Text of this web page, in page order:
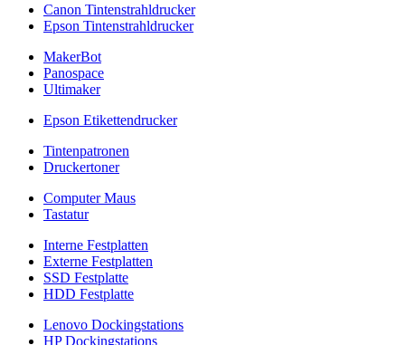
Canon Tintenstrahldrucker
Epson Tintenstrahldrucker
MakerBot
Panospace
Ultimaker
Epson Etikettendrucker
Tintenpatronen
Druckertoner
Computer Maus
Tastatur
Interne Festplatten
Externe Festplatten
SSD Festplatte
HDD Festplatte
Lenovo Dockingstations
HP Dockingstations